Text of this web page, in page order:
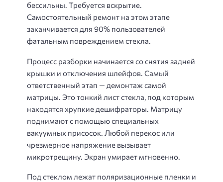
бессильны. Требуется вскрытие.
Самостоятельный ремонт на этом этапе
заканчивается для 90% пользователей
фатальным повреждением стекла.
Процесс разборки начинается со снятия задней
крышки и отключения шлейфов. Самый
ответственный этап — демонтаж самой
матрицы. Это тонкий лист стекла, под которым
находятся хрупкие дешифраторы. Матрицу
поднимают с помощью специальных
вакуумных присосок. Любой перекос или
чрезмерное напряжение вызывает
микротрещину. Экран умирает мгновенно.
Под стеклом лежат поляризационные пленки и